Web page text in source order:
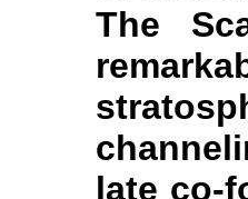
The
late co-